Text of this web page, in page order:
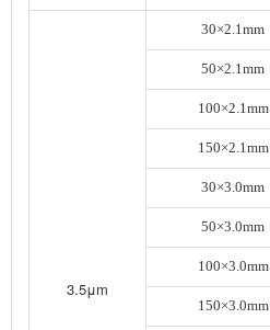
3.5μm
30×2.1mm
50×2.1mm
100×2.1mm
150×2.1mm
30×3.0mm
50×3.0mm
100×3.0mm
150×3.0mm